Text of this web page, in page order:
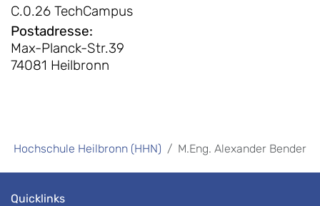
C.0.26 TechCampus
Postadresse:
Max-Planck-Str.39
74081 Heilbronn
Hochschule Heilbronn (HHN) M.Eng. Alexander Bender
Quicklinks